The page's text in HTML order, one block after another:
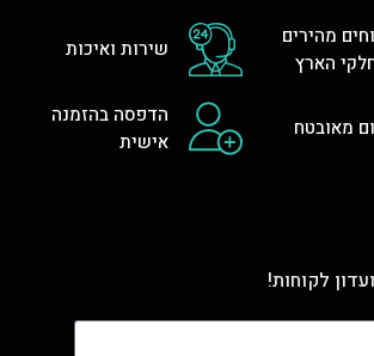
מהירים
הארץ
שירות ואיכות
מאובטח
הדפסה בהזמנה
אישית
לקוחות!